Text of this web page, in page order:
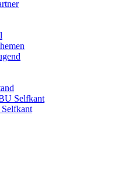
Selfkant